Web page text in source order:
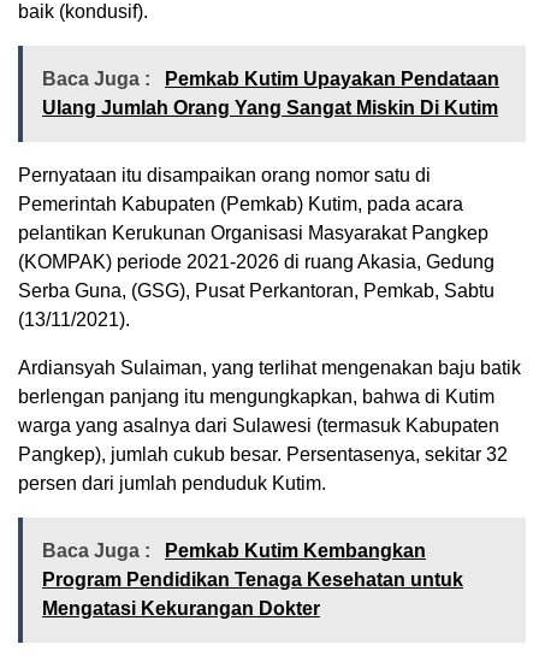
baik (kondusif).
Baca Juga :
Pemkab Kutim Upayakan Pendataan
Ulang Jumlah Orang Yang Sangat Miskin Di Kutim
Pernyataan itu disampaikan orang nomor satu di
Pemerintah Kabupaten (Pemkab) Kutim, pada acara
pelantikan Kerukunan Organisasi Masyarakat Pangkep
(KOMPAK) periode 2021-2026 di ruang Akasia, Gedung
Serba Guna, (GSG), Pusat Perkantoran, Pemkab, Sabtu
(13/11/2021).
Ardiansyah Sulaiman, yang terlihat mengenakan baju batik
berlengan panjang itu mengungkapkan, bahwa di Kutim
warga yang asalnya dari Sulawesi (termasuk Kabupaten
Pangkep), jumlah cukub besar. Persentasenya, sekitar 32
persen dari jumlah penduduk Kutim.
Baca Juga :
Pemkab Kutim Kembangkan
Program Pendidikan Tenaga Kesehatan untuk
Mengatasi Kekurangan Dokter